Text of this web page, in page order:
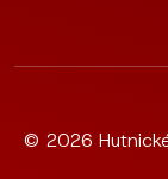
© 2026